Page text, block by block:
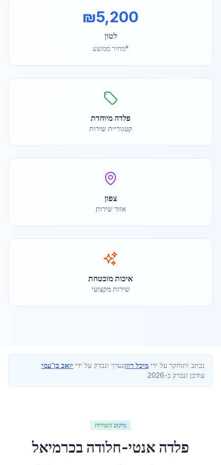
₪5,200
לטון
*מחיר ממוצע
פלדה מיוחדת
קטגוריית שירות
צפון
אזור שירות
איכות מובטחת
שירות מקצועי
נכתב ותוחקר על ידי מיכל רוזןנערך ונבדק על ידי יואב בן־עמי
עודכן ונבדק ב-2026
מיקום השירות
פלדה אנטי-חלודה בכרמיאל